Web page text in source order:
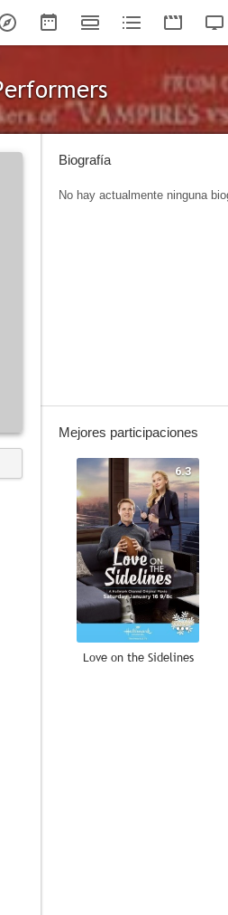
Biografía
No hay actualmente ninguna
Mejores participaciones
6.3
Love on the Sidelines